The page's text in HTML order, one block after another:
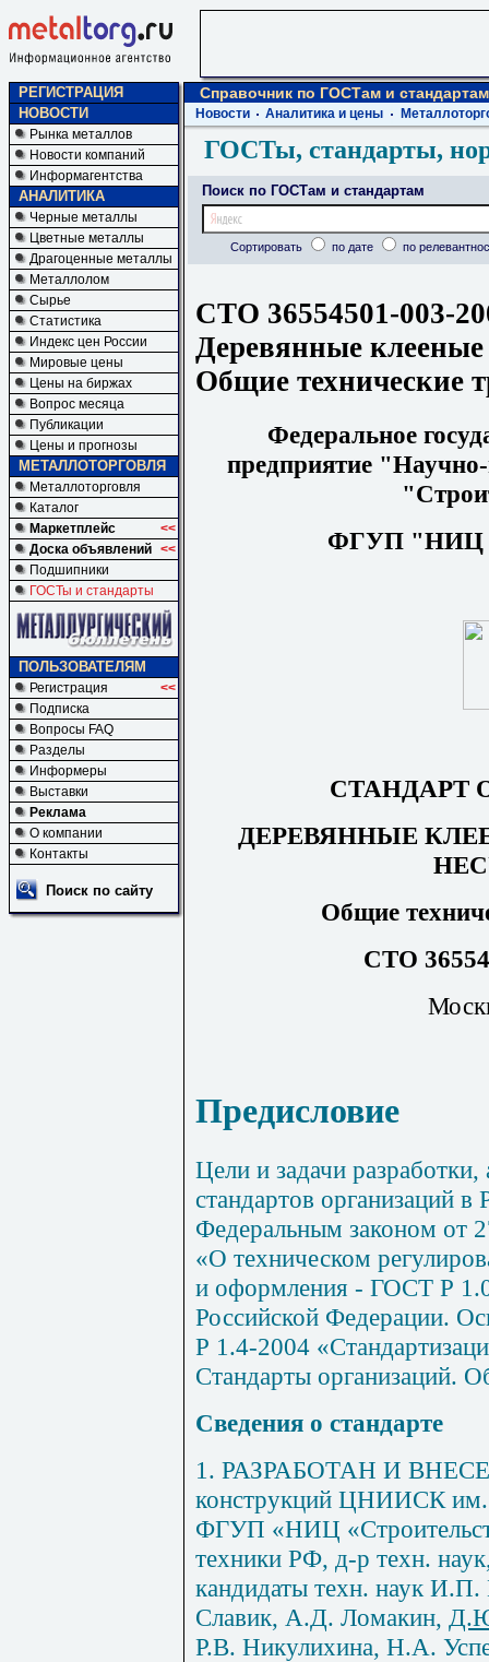
РЕГИСТРАЦИЯ
НОВОСТИ
Рынка металлов
Новости компаний
Информагентства
АНАЛИТИКА
Черные металлы
Цветные металлы
Драгоценные металлы
Металлолом
Сырье
Статистика
Индекс цен России
Мировые цены
Цены на биржах
Вопрос месяца
Публикации
Цены и прогнозы
МЕТАЛЛОТОРГОВЛЯ
Металлоторговля
Каталог
Маркетплейс
<<
Доска объявлений <<
Подшипники
ГОСТы и стандарты
ПОЛЬЗОВАТЕЛЯМ
Регистрация
<<
Подписка
Вопросы FAQ
Разделы
Информеры
Выставки
Реклама
О компании
Контакты
Поиск по сайту
Справочник по ГОСТам и стандартам
Новости Аналитика и цены
ГОСТы, стандарты,
Поиск по ГОСТам и стандартам
Сортировать по дате по
СТО 36554501-003-
Деревянные
Общие технические
Федеральное
предприятие "Научно-
ФГУП "НИЦ
СТАНДАРТ
ДЕРЕВЯННЫЕ
Общие
СТО
Предисловие
Цели и задачи разработки,
стандартов организаций
Федеральным законом от
«О техническом
и оформления - ГОСТ Р
Российской Федерации.
Р 1.4-2004
Стандарты организаций.
Сведения о стандарте
1. РАЗРАБОТАН И ВНЕСЕН
конструкций ЦНИИСК
ФГУП «НИЦ
техники РФ, д-р техн.
кандидаты техн. наук И.П.
Славик, А.Д. Ломакин,
Р.В. Никулихина, Н.А.